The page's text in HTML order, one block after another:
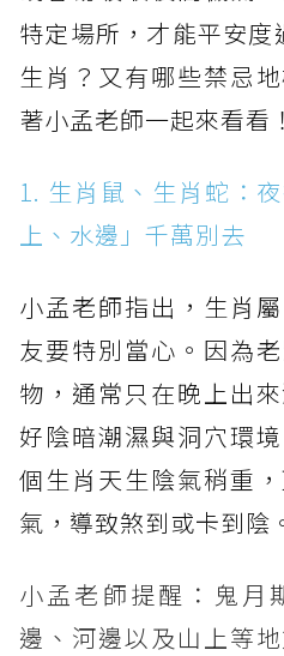
特定場所，才能平安
生肖？又有哪些禁忌
著小孟老師一起來看看！
1. 生肖鼠、生肖蛇：
上、水邊」千萬別去
小孟老師指出，生肖
友要特別當心。因為
物，通常只在晚上出
好陰暗潮濕與洞穴環
個生肖天生陰氣稍重
氣，導致煞到或卡到陰
小孟老師提醒：鬼月
邊、河邊以及山上等